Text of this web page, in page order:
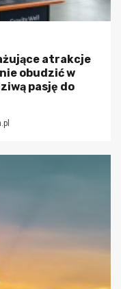
atrakcje
obudzić w
pasję do